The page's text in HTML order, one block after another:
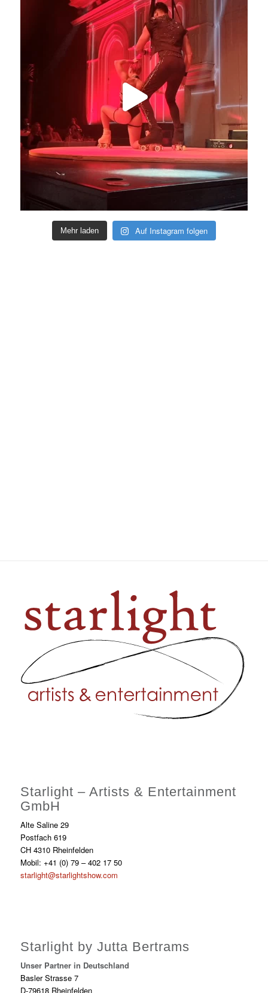
Mehr laden Auf Instagram folgen
Starlight – Artists & Entertainment
GmbH
Alte Saline 29
Postfach 619
CH 4310 Rheinfelden
Mobil: +41 (0) 79 – 402 17 50
starlight@starlightshow.com
Starlight by Jutta Bertrams
Unser Partner in Deutschland
Basler Strasse 7
D-79618 Rheinfelden